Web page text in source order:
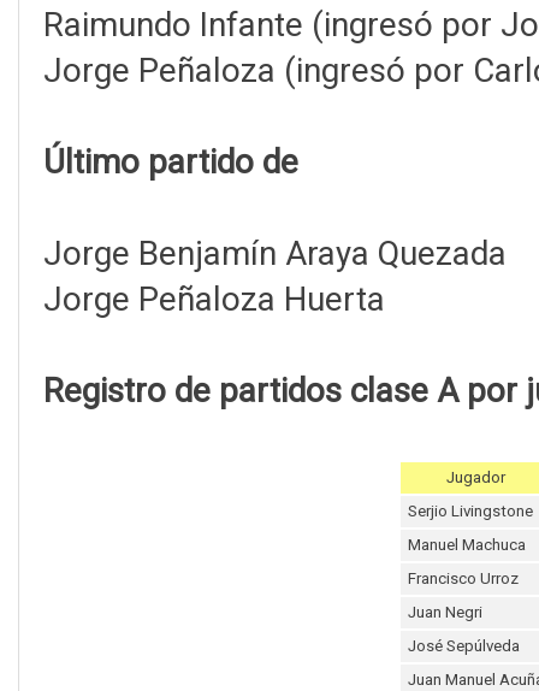
Raimundo Infante (ingresó por
Jorge Peñaloza (ingresó por
Último partido de
Jorge Benjamín Araya Quezada
Jorge Peñaloza Huerta
Registro de partidos clase A por
Jugador
Serjio Livingstone
Manuel Machuca
Francisco Urroz
Juan Negri
José Sepúlveda
Juan Manuel